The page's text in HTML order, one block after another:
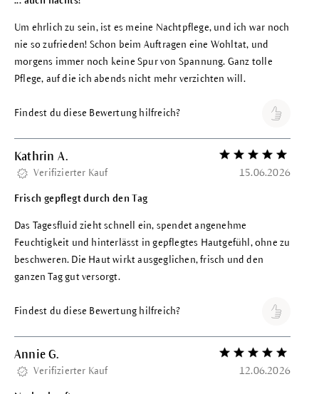
Um ehrlich zu sein, ist es meine Nachtpflege, und ich war noch
nie so zufrieden! Schon beim Auftragen eine Wohltat, und
morgens immer noch keine Spur von Spannung. Ganz tolle
Pflege, auf die ich abends nicht mehr verzichten will.
Findest du diese Bewertung hilfreich?
Kathrin A. Bewertung mit 5
Verifizierter Kauf 15.06.2026
Frisch gepflegt durch den Tag
Das Tagesfluid zieht schnell ein, spendet angenehme
Feuchtigkeit und hinterlässt in gepflegtes Hautgefühl, ohne zu
beschweren. Die Haut wirkt ausgeglichen, frisch und den
ganzen Tag gut versorgt.
Findest du diese Bewertung hilfreich?
Annie G. Bewertung mit 5
Verifizierter Kauf 12.06.2026